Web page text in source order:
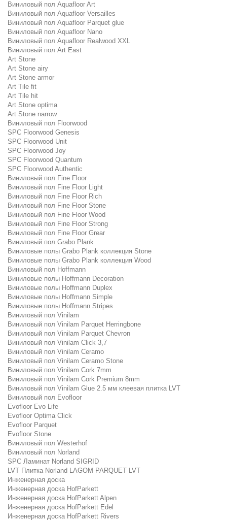
Виниловый пол Aquafloor Art
Виниловый пол Aquafloor Versailles
Виниловый пол Aquafloor Parquet glue
Виниловый пол Aquafloor Nano
Виниловый пол Aquafloor Realwood XXL
Виниловый пол Art East
Art Stone
Art Stone airy
Art Stone armor
Art Tile fit
Art Tile hit
Art Stone optima
Art Stone narrow
Виниловый пол Floorwood
SPC Floorwood Genesis
SPC Floorwood Unit
SPC Floorwood Joy
SPC Floorwood Quantum
SPC Floorwood Authentic
Виниловый пол Fine Floor
Виниловый пол Fine Floor Light
Виниловый пол Fine Floor Rich
Виниловый пол Fine Floor Stone
Виниловый пол Fine Floor Wood
Виниловый пол Fine Floor Strong
Виниловый пол Fine Floor Grear
Виниловый пол Grabo Plank
Виниловые полы Grabo Plank коллекция Stone
Виниловые полы Grabo Plank коллекция Wood
Виниловый пол Hoffmann
Виниловые полы Hoffmann Decoration
Виниловые полы Hoffmann Duplex
Виниловые полы Hoffmann Simple
Виниловые полы Hoffmann Stripes
Виниловый пол Vinilam
Виниловый пол Vinilam Parquet Herringbone
Виниловый пол Vinilam Parquet Chevron
Виниловый пол Vinilam Click 3,7
Виниловый пол Vinilam Ceramo
Виниловый пол Vinilam Ceramo Stone
Виниловый пол Vinilam Cork 7mm
Виниловый пол Vinilam Cork Premium 8mm
Виниловый пол Vinilam Glue 2.5 мм клеевая плитка LVT
Виниловый пол Evofloor
Evofloor Evo Life
Evofloor Optima Click
Evofloor Parquet
Evofloor Stone
Виниловый пол Westerhof
Виниловый пол Norland
SPC Ламинат Norland SIGRID
LVT Плитка Norland LAGOM PARQUET LVT
Инженерная доска
Инженерная доска HofParkett
Инженерная доска HofParkett Alpen
Инженерная доска HofParkett Edel
Инженерная доска HofParkett Rivers